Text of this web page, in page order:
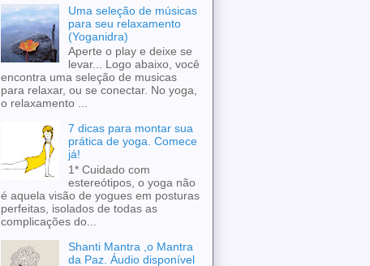
Uma seleção de músicas
para seu relaxamento
(Yoganidra)
Aperte o play e deixe se
levar... Logo abaixo, você
encontra uma seleção de musicas
para relaxar, ou se conectar. No yoga,
o relaxamento ...
7 dicas para montar sua
prática de yoga. Comece
já!
1* Cuidado com
estereótipos, o yoga não
é aquela visão de yogues em posturas
perfeitas, isolados de todas as
complicações do...
Shanti Mantra ,o Mantra
da Paz. Áudio disponível